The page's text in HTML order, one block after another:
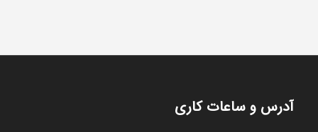
آدرس و ساعات کاری